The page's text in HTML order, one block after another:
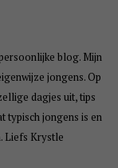
blog. Mijn
jongens. Op
dagjes uit, tips
typisch jongens is en
Liefs Krystle